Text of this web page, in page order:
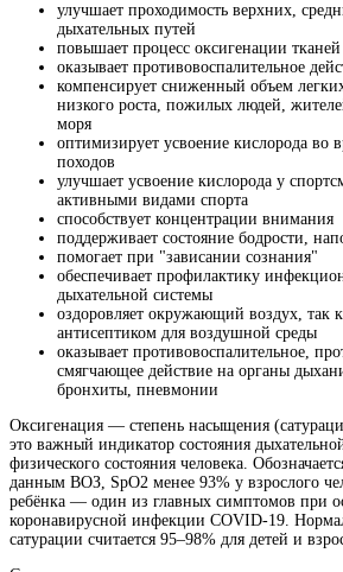
улучшает проходимость верхних,
дыхательных путей
повышает процесс оксигенации тканей
оказывает противовоспалительное
компенсирует сниженный объем
низкого роста, пожилых людей,
моря
оптимизирует усвоение кислорода во
походов
улучшает усвоение кислорода у
активными видами спорта
способствует концентрации внимания
поддерживает состояние бодрости,
помогает при "зависании сознания"
обеспечивает профилактику
дыхательной системы
оздоровляет окружающий воздух, так
антисептиком для воздушной среды
оказывает противовоспалительное,
смягчающее действие на органы
бронхиты, пневмонии
Оксигенация — степень насыщения
это важный индикатор состояния
физического состояния человека.
данным ВОЗ, SpO2 менее 93% у взрослого
ребёнка — один из главных симптомов при
коронавирусной инфекции COVID-19.
сатурации считается 95–98% для детей и